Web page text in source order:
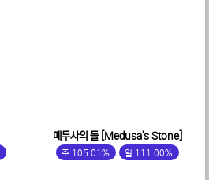
메두사의 돌 [Medusa's Stone]
주 105.01% 일 111.00%